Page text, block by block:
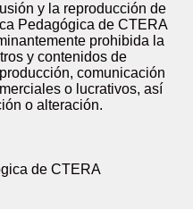
y la reproducción de
Pedagógica de CTERA
prohibida la
y contenidos de
comunicación
o lucrativos, así
o alteración.
de CTERA